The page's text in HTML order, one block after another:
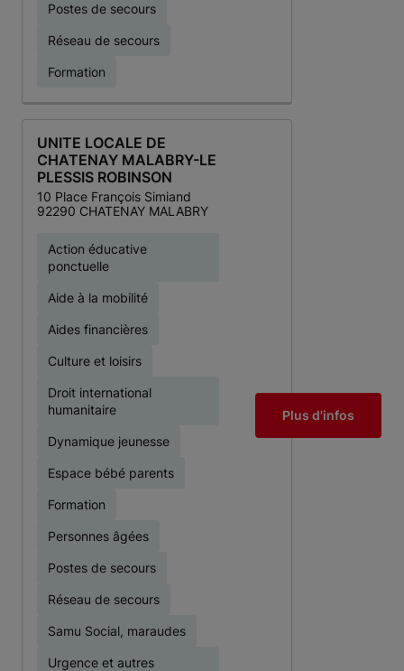
Postes de secours
Réseau de secours
Formation
UNITE LOCALE DE
CHATENAY MALABRY-LE
PLESSIS ROBINSON
10 Place François Simiand
92290 CHATENAY MALABRY
Action éducative
ponctuelle
Aide à la mobilité
Aides financières
Culture et loisirs
Droit international
humanitaire
Dynamique jeunesse
Espace bébé parents
Formation
Personnes âgées
Postes de secours
Réseau de secours
Samu Social, maraudes
Urgence et autres
Plus d'infos